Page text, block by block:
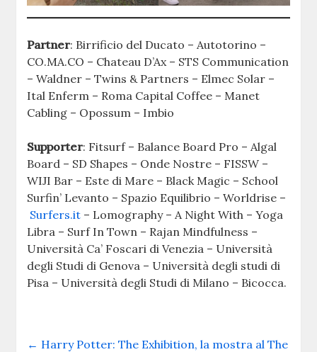
Partner: Birrificio del Ducato – Autotorino –
CO.MA.CO – Chateau D’Ax – STS Communication
– Waldner – Twins & Partners – Elmec Solar –
Ital Enferm – Roma Capital Coffee – Manet
Cabling – Opossum – Imbio
Supporter: Fitsurf – Balance Board Pro – Algal
Board – SD Shapes – Onde Nostre – FISSW –
WIJI Bar – Este di Mare – Black Magic – School
Surfin’ Levanto – Spazio Equilibrio – Worldrise –
Surfers.it – Lomography – A Night With – Yoga
Libra – Surf In Town – Rajan Mindfulness –
Università Ca’ Foscari di Venezia – Università
degli Studi di Genova – Università degli studi di
Pisa – Università degli Studi di Milano – Bicocca.
← Harry Potter: The Exhibition, la mostra al The